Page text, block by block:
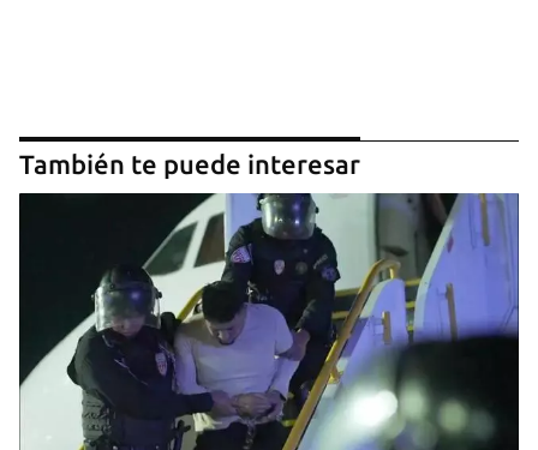
También te puede interesar